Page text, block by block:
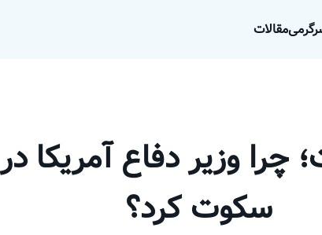
مقالات
وزیر دفاع آمریکا در
سکوت کرد؟